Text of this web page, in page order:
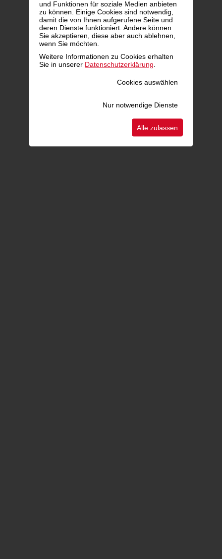
und Funktionen für soziale Medien anbieten
zu können. Einige Cookies sind notwendig,
damit die von Ihnen aufgerufene Seite und
deren Dienste funktioniert. Andere können
Sie akzeptieren, diese aber auch ablehnen,
wenn Sie möchten.
Weitere Informationen zu Cookies erhalten
Sie in unserer Datenschutzerklärung
Cookies auswählen
Nur notwendige Dienste
Alle zulassen